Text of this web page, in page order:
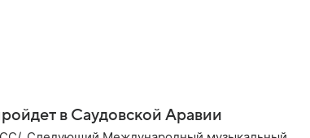
в Саудовской Аравии